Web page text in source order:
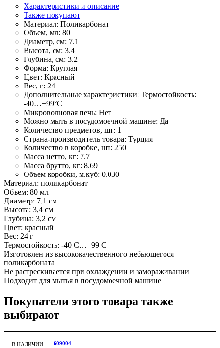
Характеристики и описание
Также покупают
Материал: Поликарбонат
Объем, мл: 80
Диаметр, см: 7.1
Высота, см: 3.4
Глубина, см: 3.2
Форма: Круглая
Цвет: Красный
Вес, г: 24
Дополнительные характеристики: Термостойкость:
-40…+99°С
Микроволновая печь: Нет
Можно мыть в посудомоечной машине: Да
Количество предметов, шт: 1
Страна-производитель товара: Турция
Количество в коробке, шт: 250
Масса нетто, кг: 7.7
Масса брутто, кг: 8.69
Объем коробки, м.куб: 0.030
Материал: поликарбонат
Объем: 80 мл
Диаметр: 7,1 см
Высота: 3,4 см
Глубина: 3,2 см
Цвет: красный
Вес: 24 г
Термостойкость: -40 С…+99 С
Изготовлен из высококачественного небьющегося
поликарбоната
Не растрескивается при охлаждении и замораживании
Подходит для мытья в посудомоечной машине
Покупатели этого товара также
выбирают
В НАЛИЧИИ 609004